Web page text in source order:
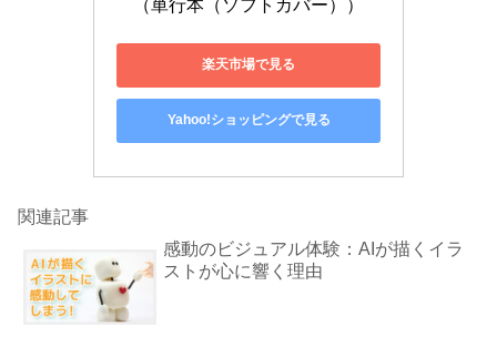
（単行本（ソフトカバー））
楽天市場で見る
Yahoo!ショッピングで見る
関連記事
感動のビジュアル体験：AIが描くイラ
ストが心に響く理由